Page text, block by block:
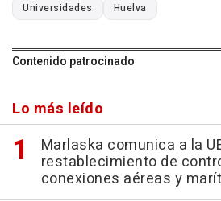
Universidades Huelva
Contenido patrocinado
Lo más leído
Marlaska comunica a la
restablecimiento de
conexiones aéreas y